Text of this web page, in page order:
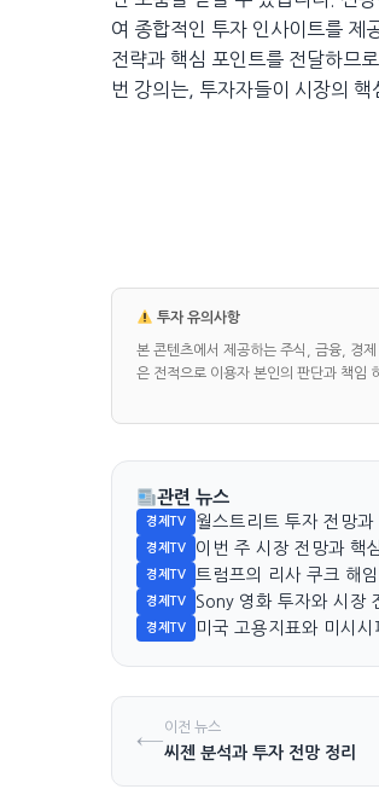
여 종합적인 투자 인사이트를 제
전략과 핵심 포인트를 전달하므
번 강의는, 투자자들이 시장의
투자 유의사항
본 콘텐츠에서 제공하는 주식, 금융, 경
은 전적으로 이용자 본인의 판단과 책임
관련 뉴스
경제TV 월스트리트 투자 전망과
경제TV 이번 주 시장 전망과 핵
경제TV 트럼프의 리사 쿠크 해
경제TV Sony 영화 투자와 시장
경제TV 미국 고용지표와 미시시
←이전 뉴스
씨젠 분석과 투자 전망 정리